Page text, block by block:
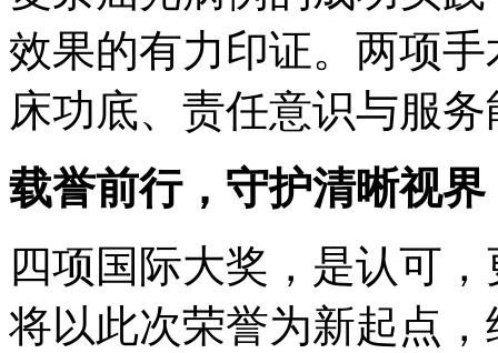
效果的有力印证。两项
床功底、责任意识与服
载誉前行，守护清晰视界
四项国际大奖，是认可
将以此次荣誉为新起点